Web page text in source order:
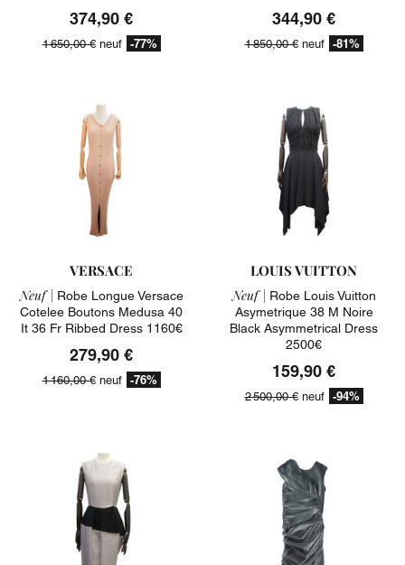
374,90 €
1 650,00 €neuf -77%
344,90 €
1 850,00 €neuf -81%
VERSACE
Neuf | Robe Longue Versace
Cotelee Boutons Medusa 40
It 36 Fr Ribbed Dress 1160€
279,90 €
1 160,00 €neuf -76%
LOUIS VUITTON
Neuf | Robe Louis Vuitton
Asymetrique 38 M Noire
Black Asymmetrical Dress
2500€
159,90 €
2 500,00 €neuf -94%